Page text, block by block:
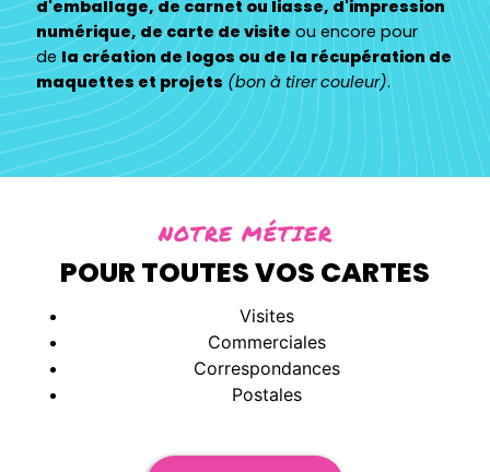
d'emballage, de carnet ou liasse, d'impression
numérique, de carte de visiteou encore pour
dela création de logos ou de la récupération de
maquettes et projets (bon à tirer couleur).
NOTRE MÉTIER
POUR TOUTES VOS CARTES
Visites
Commerciales
Correspondances
Postales